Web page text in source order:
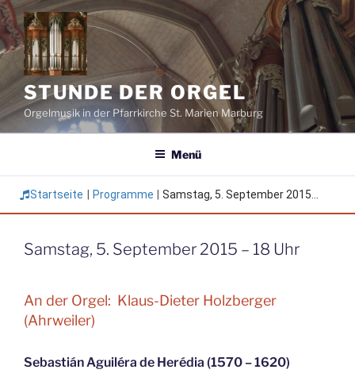
Zum
Inhalt
springen
STUNDE DER ORGEL
Orgelmusik in der Pfarrkirche St. Marien Marburg
Menü
Startseite Programme Samstag, 5. September 2015...
Samstag, 5. September 2015 – 18 Uhr
An der Orgel: Klaus-Dieter Holzberger
(Ahrweiler)
Sebastián Aguiléra de Herédia (1570 – 1620)